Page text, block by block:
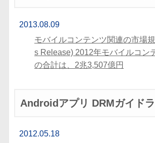
2013.08.09
モバイルコンテンツ関連の市場
s Release) 2012年モバイルコン
の合計は、2兆3,507億円
Androidアプリ DRMガイド
2012.05.18